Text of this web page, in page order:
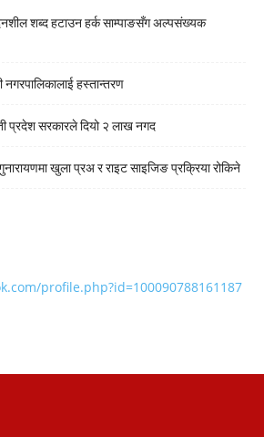
शब्द हटाउन हर्क साम्पाङसँग अल्पसंख्यक
हस्तान्तरण
प्रदेश सरकारले दियो २ लाख नगद
खुला प्रअ र राइट साइजिङ प्रक्रिया रोकिने
profile.php?id=100090788161187